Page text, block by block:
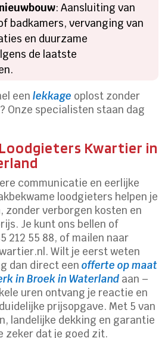
: Aansluiting van
badkamers, vervanging van
en duurzame
de laatste
eenlekkage oplost zonder
Onze specialisten staan dag
Kwartier in
communicatie en eerlijke
loodgieters helpen je
verborgen kosten en
Je kunt ons bellen of
212 55 88, of mailen naar
Wilt je eerst weten
dan direct eenofferte op maat
in Broek in Waterland aan –
uren ontvang je reactie en
prijsopgave. Met 5 van
landelijke dekking en garantie
zeker dat je goed zit.